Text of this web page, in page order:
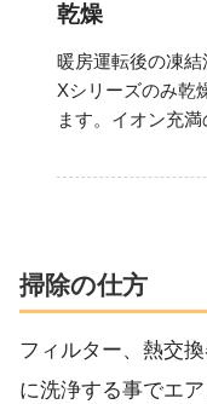
乾燥
暖房運転後の凍結
Xシリーズのみ乾
ます。イオン充満
掃除の仕方
フィルター、熱交
に洗浄する事でエ